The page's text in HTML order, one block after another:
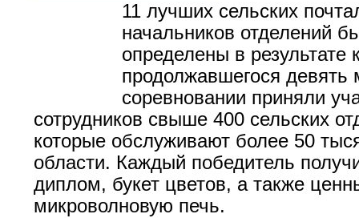
11 лучших сельских
начальников отделений
определены в результате
продолжавшегося девять
соревновании приняли
сотрудников свыше 400 сельских
которые обслуживают более 50
области. Каждый победитель
диплом, букет цветов, а также
микроволновую печь.